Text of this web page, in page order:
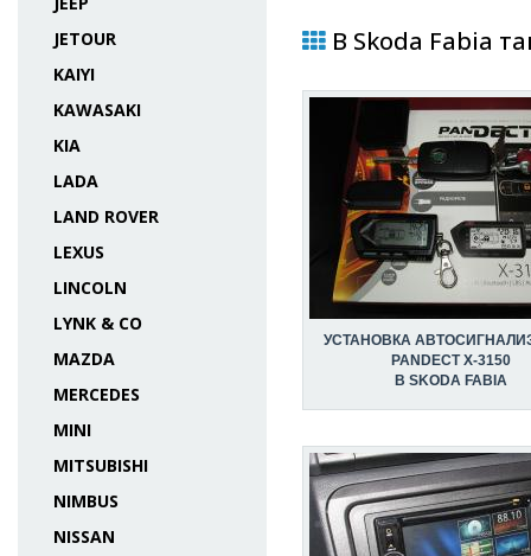
JETOUR
KAIYI
KAWASAKI
KIA
LADA
LAND ROVER
LEXUS
LINCOLN
LYNK & CO
MAZDA
MERCEDES
MINI
MITSUBISHI
NIMBUS
NISSAN
В Skoda Fabia
УСТАНОВКА
PANDECT X-3150
В SKODA FABIA